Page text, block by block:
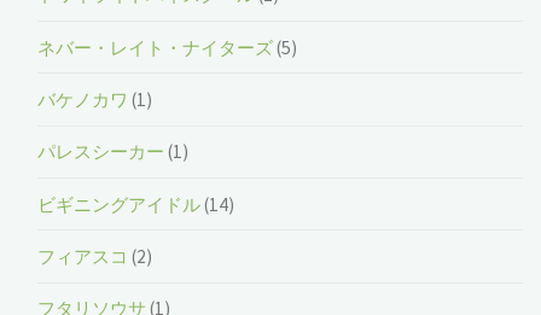
ネバー・レイト・ナイターズ(5)
バケノカワ (1)
パレスシーカー (1)
ビギニングアイドル(14)
フィアスコ (2)
フタリソウサ (1)